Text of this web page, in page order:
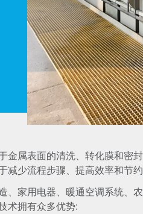
金属表面的清洗、转化膜和密
减少流程步骤、提高效率和节约
、家用电器、暖通空调系统、
术拥有众多优势: